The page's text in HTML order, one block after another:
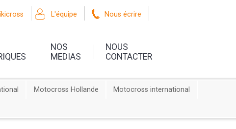
L'équipe Nous écrire
NOS
MEDIAS
NOUS
CONTACTER
Motocross Hollande Motocross international